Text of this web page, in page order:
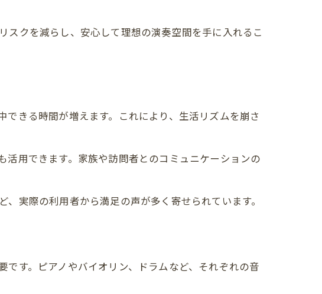
ト
める
クを減らし、安心して理想の演奏空間を手に入れるこ
きる時間が増えます。これにより、生活リズムを崩さ
用できます。家族や訪問者とのコミュニケーションの
実際の利用者から満足の声が多く寄せられています。
す。ピアノやバイオリン、ドラムなど、それぞれの音